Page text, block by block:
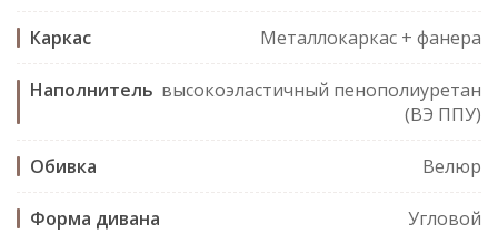
Каркас Металлокаркас + фанера
Наполнитель высокоэластичный пенополиуретан
(ВЭ ППУ)
Обивка Велюр
Форма дивана Угловой